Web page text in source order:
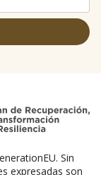
Sin
expresadas son